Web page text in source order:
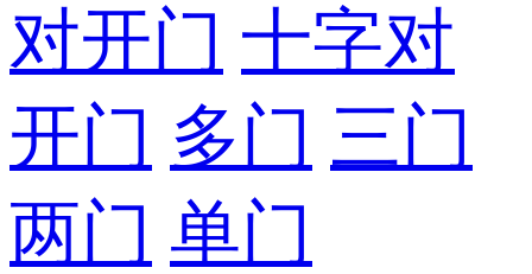
对开门 十字对
开门 多门 三门
两门 单门